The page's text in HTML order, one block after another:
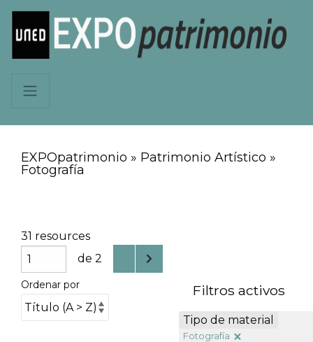
EXPOpatrimonio » Patrimonio Artístico »
Fotografía
31 resources
de 2
Ordenar por Filtros activos
Tipo de material
Fotografía